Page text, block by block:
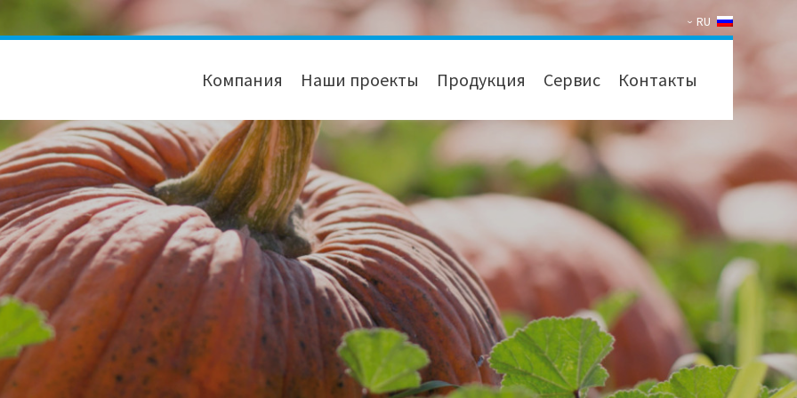
RU
Компания Наши проекты Продукция Сервис Контакты